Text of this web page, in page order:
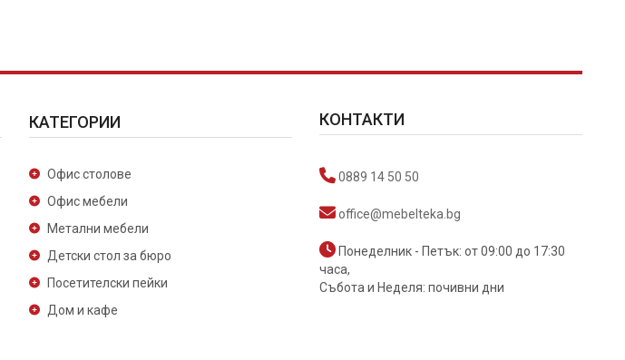
КАТЕГОРИИ
Офис столове
Офис мебели
Метални мебели
Детски стол за бюро
Посетителски пейки
Дом и кафе
КОНТАКТИ
0889 14 50 50
office@mebelteka.bg
Понеделник - Петък: от 09:00 до 17:30
часа,
Събота и Неделя: почивни дни